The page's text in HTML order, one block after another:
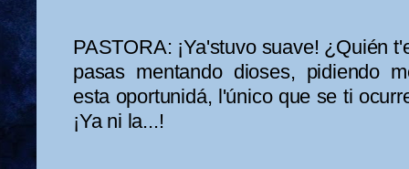
PASTORA: ¡Ya'stuvo suave! ¿Quién
pasas mentando dioses, pidiendo
esta oportunidá, l'único que se ti
¡Ya ni la...!